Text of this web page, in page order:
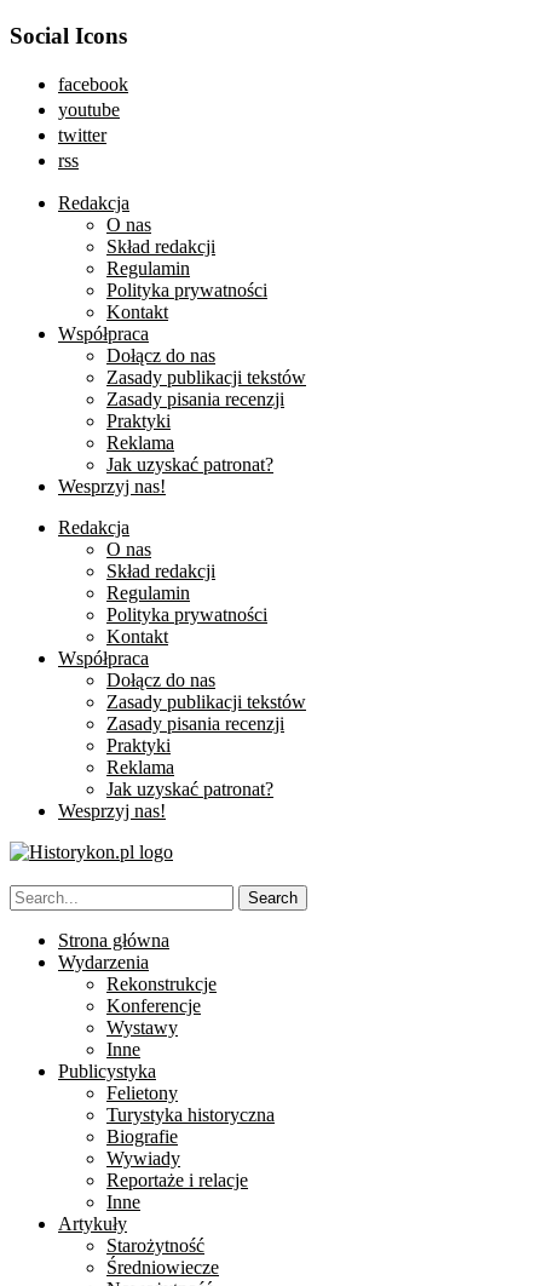
Social Icons
facebook
youtube
twitter
rss
Redakcja
O nas
Skład redakcji
Regulamin
Polityka prywatności
Kontakt
Współpraca
Dołącz do nas
Zasady publikacji tekstów
Zasady pisania recenzji
Praktyki
Reklama
Jak uzyskać patronat?
Wesprzyj nas!
Redakcja
O nas
Skład redakcji
Regulamin
Polityka prywatności
Kontakt
Współpraca
Dołącz do nas
Zasady publikacji tekstów
Zasady pisania recenzji
Praktyki
Reklama
Jak uzyskać patronat?
Wesprzyj nas!
Strona główna
Wydarzenia
Rekonstrukcje
Konferencje
Wystawy
Inne
Publicystyka
Felietony
Turystyka historyczna
Biografie
Wywiady
Reportaże i relacje
Inne
Artykuły
Starożytność
Średniowiecze